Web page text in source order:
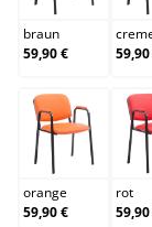
braun
59,90 €
orange
orange
59,90 €
rot